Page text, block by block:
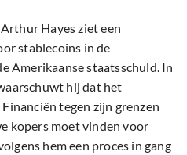
Hayes ziet een
stablecoins in de
Amerikaanse staatsschuld. In
hij dat het
tegen zijn grenzen
kopers moet vinden voor
hem een proces in gang